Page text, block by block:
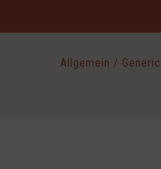
Allgemein / Generic